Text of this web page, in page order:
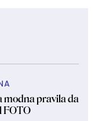
modna pravila da
FOTO